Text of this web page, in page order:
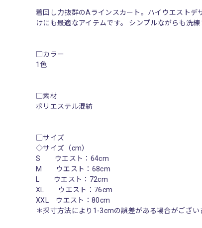
着回し力抜群のAラインスカート。ハイウエスト
けにも最適なアイテムです。 シンプルながらも洗
□カラー
1色
□素材
ポリエステル混紡
□サイズ
◇サイズ（cm）
S ウエスト：64cm
M ウエスト：68cm
L ウエスト：72cm
XL ウエスト：76cm
XXL ウエスト：80cm
＊採寸方法により1-3cmの誤差がある場合がござい